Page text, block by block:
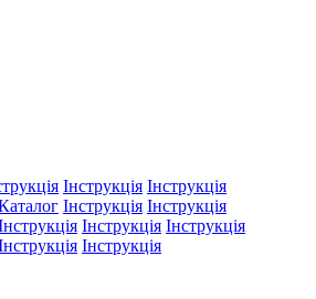
Інструкція Інструкція
Інструкція Інструкція
Інструкція Інструкція
Інструкція